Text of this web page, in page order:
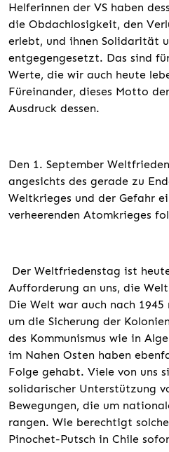
Helferinnen der VS haben
die Obdachlosigkeit, den
erlebt, und ihnen Solidarität
entgegengesetzt. Das sind
Werte, die wir auch heute
Füreinander, dieses Motto
Ausdruck dessen.
Den 1. September
angesichts des gerade zu
Weltkrieges und der Gefahr
verheerenden Atomkrieges
Der Weltfriedenstag ist
Aufforderung an uns, die
Die Welt war auch nach
um die Sicherung der
des Kommunismus wie in
im Nahen Osten haben
Folge gehabt. Viele von uns
solidarischer Unterstützung
Bewegungen, die um
rangen. Wie berechtigt
Pinochet-Putsch in Chile